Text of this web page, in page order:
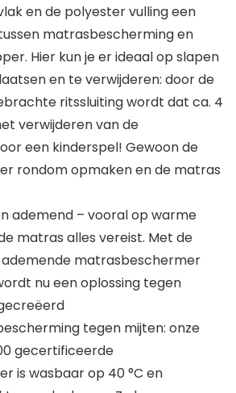
en de polyester vulling een
matrasbescherming en
Hier kun je er ideaal op slapen
en te verwijderen: door de
ritssluiting wordt dat ca. 4
verwijderen van de
een kinderspel! Gewoon de
rondom opmaken en de matras
ademend – vooral op warme
matras alles vereist. Met de
matrasbeschermer
nu een oplossing tegen
tegen mijten: onze
gecertificeerde
is wasbaar op 40 °C en